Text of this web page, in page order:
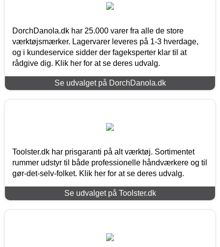
DorchDanola.dk har 25.000 varer fra alle de store
værktøjsmærker. Lagervarer leveres på 1-3 hverdage,
og i kundeservice sidder der fageksperter klar til at
rådgive dig. Klik her for at se deres udvalg.
Se udvalget på DorchDanola.dk
Toolster.dk har prisgaranti på alt værktøj. Sortimentet
rummer udstyr til både professionelle håndværkere og til
gør-det-selv-folket. Klik her for at se deres udvalg.
Se udvalget på Toolster.dk